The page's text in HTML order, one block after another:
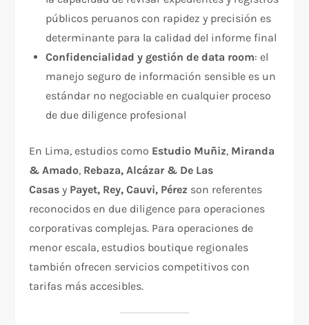
públicos peruanos con rapidez y precisión es
determinante para la calidad del informe final
Confidencialidad y gestión de data room: el
manejo seguro de información sensible es un
estándar no negociable en cualquier proceso
de due diligence profesional
En Lima, estudios como Estudio Muñiz, Miranda
& Amado, Rebaza, Alcázar & De Las
Casas y Payet, Rey, Cauvi, Pérez son referentes
reconocidos en due diligence para operaciones
corporativas complejas. Para operaciones de
menor escala, estudios boutique regionales
también ofrecen servicios competitivos con
tarifas más accesibles.